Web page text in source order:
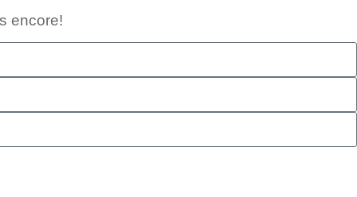
encore!